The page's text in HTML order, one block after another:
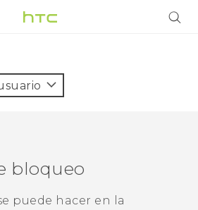
bloqueo
puede hacer en la